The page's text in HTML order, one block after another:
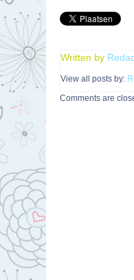
Written by
View all posts by:
Comments are